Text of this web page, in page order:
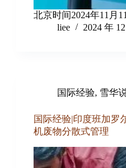
北京时间2024年11月
liee
2024 年
国际经验, 雪华
国际经验|印度班加罗
机废物分散式管理